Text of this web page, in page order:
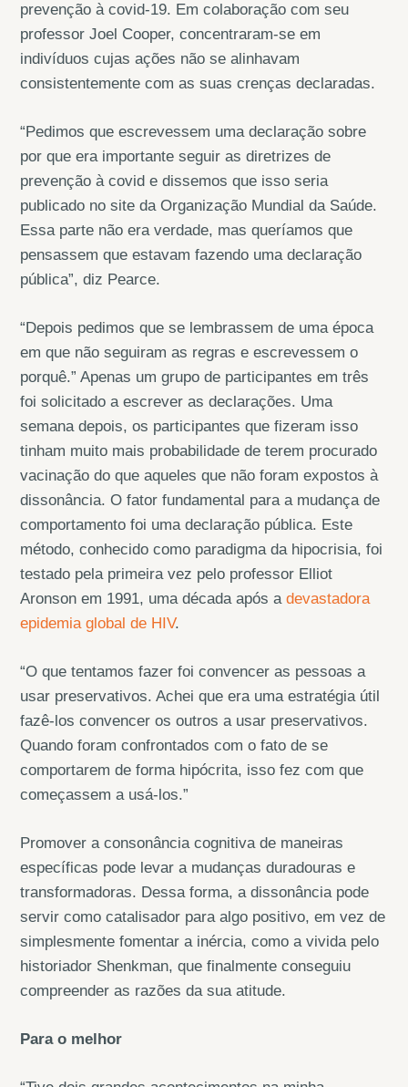
prevenção à covid-19. Em colaboração com seu
professor Joel Cooper, concentraram-se em
indivíduos cujas ações não se alinhavam
consistentemente com as suas crenças declaradas.
“Pedimos que escrevessem uma declaração sobre
por que era importante seguir as diretrizes de
prevenção à covid e dissemos que isso seria
publicado no site da Organização Mundial da Saúde.
Essa parte não era verdade, mas queríamos que
pensassem que estavam fazendo uma declaração
pública”, diz Pearce.
“Depois pedimos que se lembrassem de uma época
em que não seguiram as regras e escrevessem o
porquê.” Apenas um grupo de participantes em três
foi solicitado a escrever as declarações. Uma
semana depois, os participantes que fizeram isso
tinham muito mais probabilidade de terem procurado
vacinação do que aqueles que não foram expostos à
dissonância. O fator fundamental para a mudança de
comportamento foi uma declaração pública. Este
método, conhecido como paradigma da hipocrisia, foi
testado pela primeira vez pelo professor Elliot
Aronson em 1991, uma década após adevastadora
epidemia global de HIV.
“O que tentamos fazer foi convencer as pessoas a
usar preservativos. Achei que era uma estratégia útil
fazê-los convencer os outros a usar preservativos.
Quando foram confrontados com o fato de se
comportarem de forma hipócrita, isso fez com que
começassem a usá-los.”
Promover a consonância cognitiva de maneiras
específicas pode levar a mudanças duradouras e
transformadoras. Dessa forma, a dissonância pode
servir como catalisador para algo positivo, em vez de
simplesmente fomentar a inércia, como a vivida pelo
historiador Shenkman, que finalmente conseguiu
compreender as razões da sua atitude.
Para o melhor